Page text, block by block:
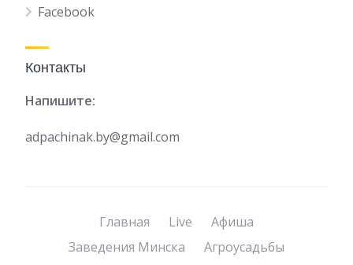
Facebook
Контакты
Напишите:
adpachinak.by@gmail.com
Главная Live
Афиша
Заведения Минска
Агроусадьбы